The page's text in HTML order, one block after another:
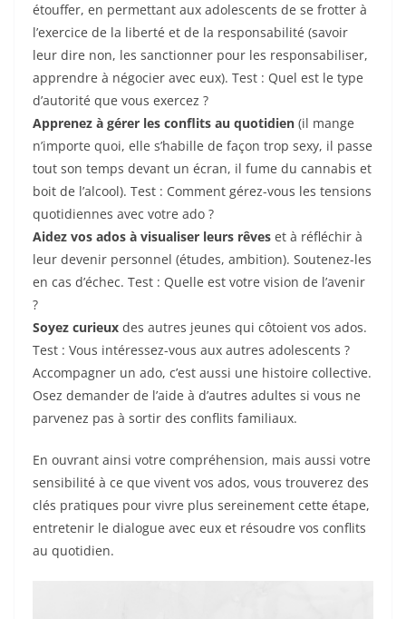
étouffer, en permettant aux adolescents de se frotter à
l’exercice de la liberté et de la responsabilité (savoir
leur dire non, les sanctionner pour les responsabiliser,
apprendre à négocier avec eux). Test : Quel est le type
d’autorité que vous exercez ?
Apprenez à gérer les conflits au quotidien (il mange
n’importe quoi, elle s’habille de façon trop sexy, il passe
tout son temps devant un écran, il fume du cannabis et
boit de l’alcool). Test : Comment gérez-vous les tensions
quotidiennes avec votre ado ?
Aidez vos ados à visualiser leurs rêves et à réfléchir à
leur devenir personnel (études, ambition). Soutenez-les
en cas d’échec. Test : Quelle est votre vision de l’avenir
?
Soyez curieux des autres jeunes qui côtoient vos ados.
Test : Vous intéressez-vous aux autres adolescents ?
Accompagner un ado, c’est aussi une histoire collective.
Osez demander de l’aide à d’autres adultes si vous ne
parvenez pas à sortir des conflits familiaux.
En ouvrant ainsi votre compréhension, mais aussi votre
sensibilité à ce que vivent vos ados, vous trouverez des
clés pratiques pour vivre plus sereinement cette étape,
entretenir le dialogue avec eux et résoudre vos conflits
au quotidien.